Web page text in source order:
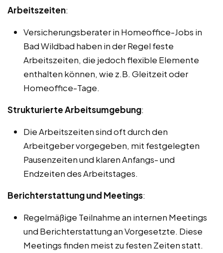
Arbeitszeiten:
Versicherungsberater in Homeoffice-Jobs in
Bad Wildbad haben in der Regel feste
Arbeitszeiten, die jedoch flexible Elemente
enthalten können, wie z.B. Gleitzeit oder
Homeoffice-Tage.
Strukturierte Arbeitsumgebung:
Die Arbeitszeiten sind oft durch den
Arbeitgeber vorgegeben, mit festgelegten
Pausenzeiten und klaren Anfangs- und
Endzeiten des Arbeitstages.
Berichterstattung und Meetings:
Regelmäßige Teilnahme an internen Meetings
und Berichterstattung an Vorgesetzte. Diese
Meetings finden meist zu festen Zeiten statt.